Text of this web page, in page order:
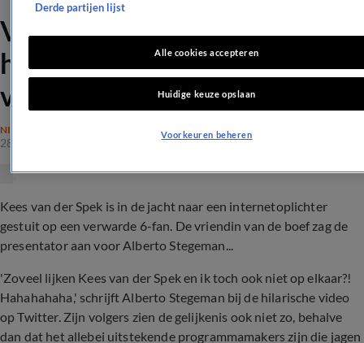
Vriendin oplichter maakt
hilarische blunder bij Kees
van der Spek
NIEUWS
28 okt 2018, 22:17
Kees van der Spek is in de jacht naar een internetoplichter
gestuit op een verwarde 6-fan. De vriendin van de boef zag de
presentator aan voor Alberto Stegeman...
'Zoveel lijken Kees van der Spek en ik toch ook niet op elkaar?!
Hahahahaha,' schrijft Alberto Stegeman bij de hilarische video
op Twitter. Zijn volgers zien de gelijkenis ook niet zo, behalve
dan dat het allebei uitstekende programmamakers zijn die jagen
Derde partijen lijst
Alle cookies accepteren
Huidige keuze opslaan
Voorkeuren beheren